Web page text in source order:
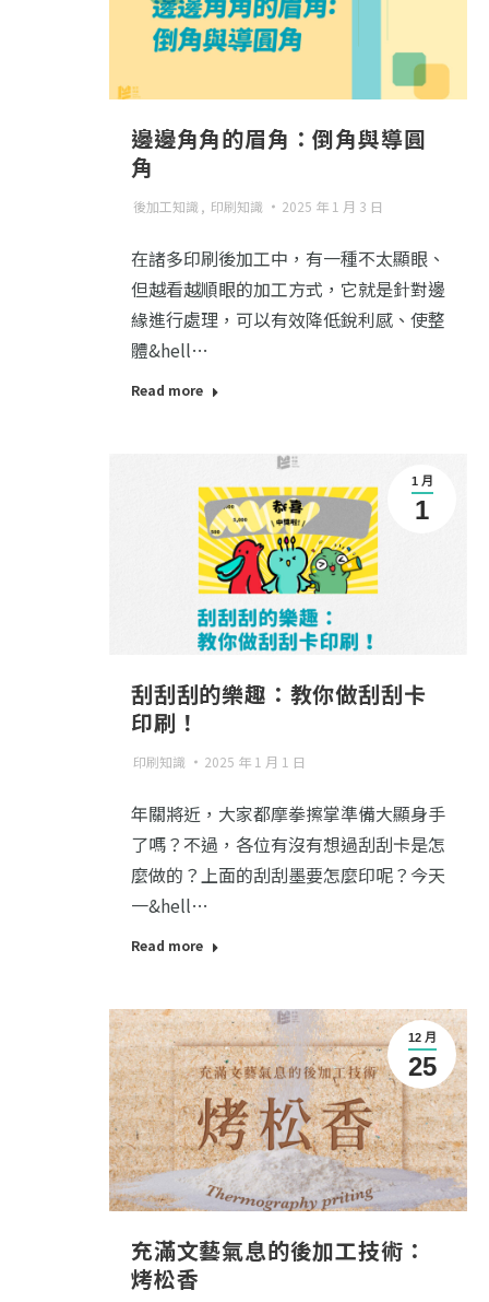
邊邊角角的眉角：倒角與導圓
角
後加工知識 , 印刷知識 2025 年 1 月 3 日
在諸多印刷後加工中，有一種不太顯眼、
但越看越順眼的加工方式，它就是針對邊
緣進行處理，可以有效降低銳利感、使整
體&hell…
Read more
1 月
1
刮刮刮的樂趣：教你做刮刮卡
印刷！
印刷知識 2025 年 1 月 1 日
年關將近，大家都摩拳擦掌準備大顯身手
了嗎？不過，各位有沒有想過刮刮卡是怎
麼做的？上面的刮刮墨要怎麼印呢？今天
一&hell…
Read more
12 月
25
充滿文藝氣息的後加工技術：
烤松香